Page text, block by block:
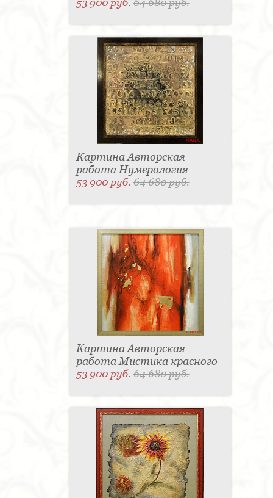
53 900 руб.64 680 руб.
Картина Авторская
работа Нумерология
53 900 руб.64 680 руб.
Картина Авторская
работа Мистика красного
53 900 руб.64 680 руб.